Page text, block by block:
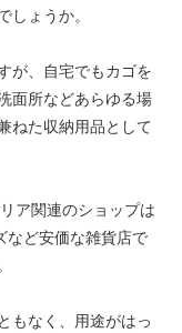
ょうか。
が、自宅でもカゴを
面所などあらゆる場
ねた収納用品として
ア関連のショップは
など安価な雑貨店で
もなく、用途がはっ